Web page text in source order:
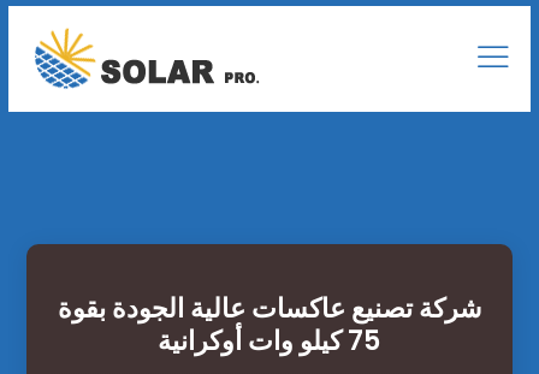
شركة تصنيع عاكسات عالية الجودة بقوة
75 كيلو وات أوكرانية